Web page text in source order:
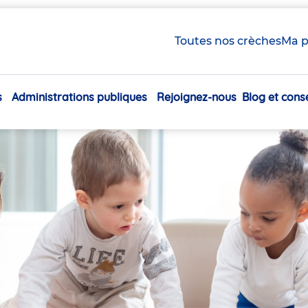
Toutes nos crèchesMa
Navigation
Administrations publiques Rejoignez-nous Blog et